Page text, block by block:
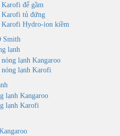
để gầm
Karofi tủ đứng
Karofi Hydro-ion kiềm
Smith
lạnh
lạnh Kangaroo
lạnh Karofi
lạnh Kangaroo
lạnh Karofi